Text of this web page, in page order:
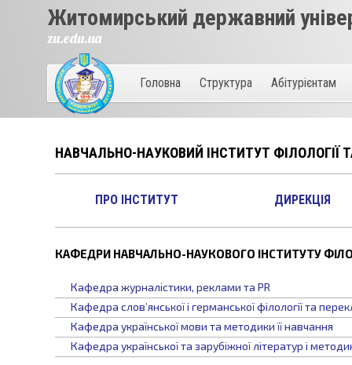
Житомирський державний
zu.edu.ua
Головна Структура Абітурієнтам
НАВЧАЛЬНО-НАУКОВИЙ ІНСТИТУТ ФІЛОЛОГІЇ
ПРО ІНСТИТУТ ДИРЕКЦІЯ
КАФЕДРИ НАВЧАЛЬНО-НАУКОВОГО ІНСТИТУТУ
Кафедра журналістики, реклами та PR
Кафедра слов’янської і германської філології та
Кафедра української мови та методики її навчання
Кафедра української та зарубіжної літератур і